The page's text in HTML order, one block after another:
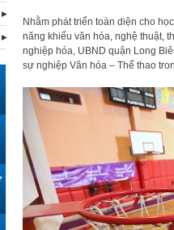
Nhằm phát triển toàn diện cho
năng khiếu văn hóa, nghệ thuật,
nghiệp hóa, UBND quận Long
sự nghiệp Văn hóa – Thể thao